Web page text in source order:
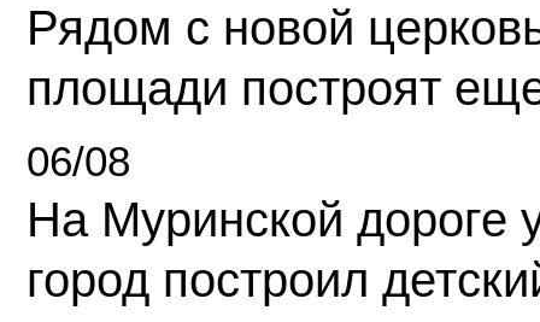
Рядом с новой
площади построят
06/08
На Муринской дороге
город построил